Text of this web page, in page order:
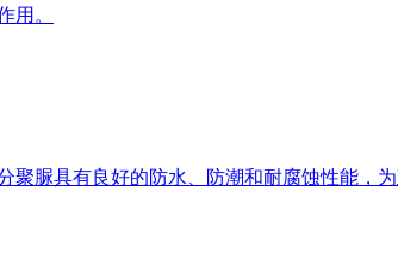
用。
脲具有良好的防水、防潮和耐腐蚀性能，